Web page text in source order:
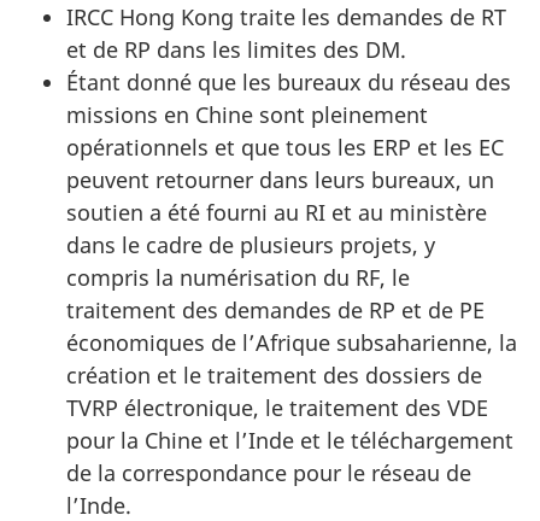
IRCC Hong Kong traite les demandes de RT
et de RP dans les limites des DM.
Étant donné que les bureaux du réseau des
missions en Chine sont pleinement
opérationnels et que tous les ERP et les EC
peuvent retourner dans leurs bureaux, un
soutien a été fourni au RI et au ministère
dans le cadre de plusieurs projets, y
compris la numérisation du RF, le
traitement des demandes de RP et de PE
économiques de l’Afrique subsaharienne, la
création et le traitement des dossiers de
TVRP électronique, le traitement des VDE
pour la Chine et l’Inde et le téléchargement
de la correspondance pour le réseau de
l’Inde.